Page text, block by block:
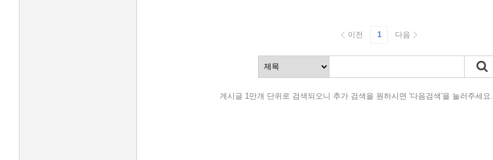
이전 1 다음
게시글 1만개 단위로 검색되오니 추가 검색을 원하시면 '다음검색'을 눌러주세요.